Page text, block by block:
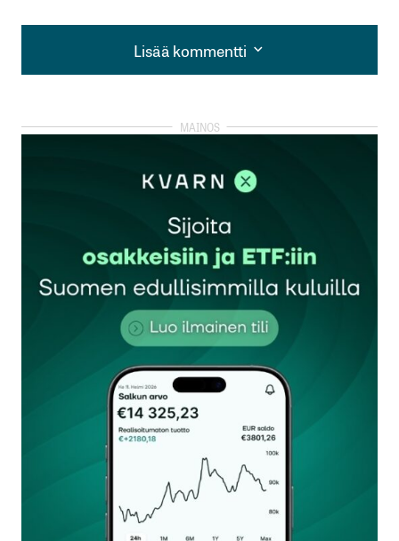
Lisää kommentti
Lisää kommentti
kirjautua
rekisteröityä
Sähköpostiosoitettasi ei julkaista.Pakolliset
kentät on merkitty*
Kommentti*
Nimesi tai nimimerkkisi